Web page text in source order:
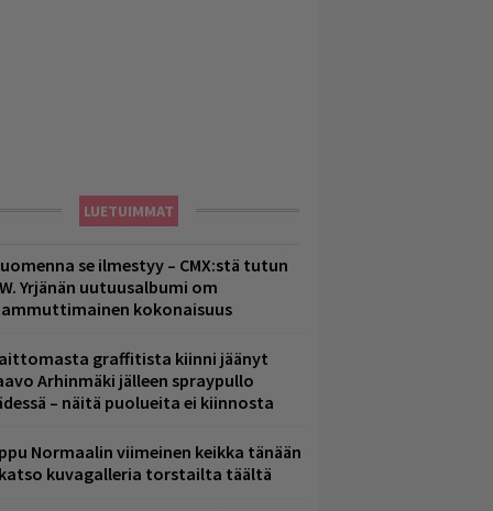
LUETUIMMAT
se ilmestyy – CMX:stä tutun
Yrjänän uutuusalbumi om
kokonaisuus
graffitista kiinni jäänyt
Arhinmäki jälleen spraypullo
– näitä puolueita ei kiinnosta
Normaalin viimeinen keikka tänään
kuvagalleria torstailta täältä